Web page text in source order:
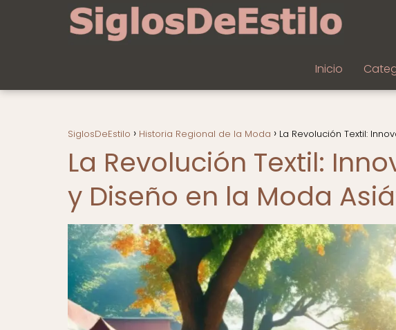
Inicio
SiglosDeEstilo Historia Regional de la Moda La Revolución Textil:
La Revolución Textil:
y Diseño en la Moda